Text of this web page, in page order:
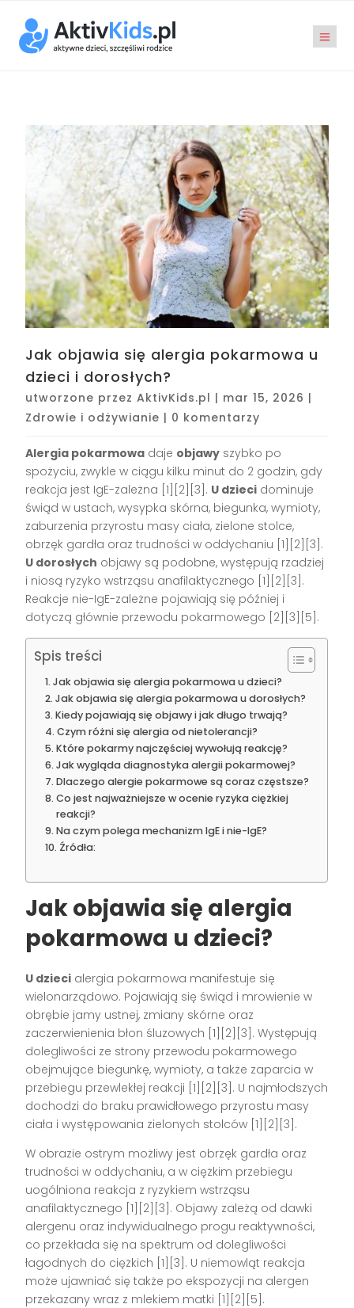
Jak objawia się alergia pokarmowa u
dzieci i dorosłych?
utworzone przezAktivKids.pl | mar 15, 2026 |
Zdrowie i odżywianie | 0 komentarzy
Alergia pokarmowa daje objawy szybko po
spożyciu, zwykle w ciągu kilku minut do 2 godzin, gdy
reakcja jest IgE-zależna [1][2][3]. U dzieci dominuje
świąd w ustach, wysypka skórna, biegunka, wymioty,
zaburzenia przyrostu masy ciała, zielone stolce,
obrzęk gardła oraz trudności w oddychaniu [1][2][3].
U dorosłych objawy są podobne, występują rzadziej
i niosą ryzyko wstrząsu anafilaktycznego [1][2][3].
Reakcje nie-IgE-zależne pojawiają się później i
dotyczą głównie przewodu pokarmowego [2][3][5].
Spis treści
Jak objawia się alergia pokarmowa u dzieci?
Jak objawia się alergia pokarmowa u dorosłych?
Kiedy pojawiają się objawy i jak długo trwają?
Czym różni się alergia od nietolerancji?
Które pokarmy najczęściej wywołują reakcję?
Jak wygląda diagnostyka alergii pokarmowej?
Dlaczego alergie pokarmowe są coraz częstsze?
Co jest najważniejsze w ocenie ryzyka ciężkiej
reakcji?
Na czym polega mechanizm IgE i nie-IgE?
Źródła:
Jak objawia się alergia
pokarmowa u dzieci?
U dzieci alergia pokarmowa manifestuje się
wielonarządowo. Pojawiają się świąd i mrowienie w
obrębie jamy ustnej, zmiany skórne oraz
zaczerwienienia błon śluzowych [1][2][3]. Występują
dolegliwości ze strony przewodu pokarmowego
obejmujące biegunkę, wymioty, a także zaparcia w
przebiegu przewlekłej reakcji [1][2][3]. U najmłodszych
dochodzi do braku prawidłowego przyrostu masy
ciała i występowania zielonych stolców [1][2][3].
W obrazie ostrym możliwy jest obrzęk gardła oraz
trudności w oddychaniu, a w ciężkim przebiegu
uogólniona reakcja z ryzykiem wstrząsu
anafilaktycznego [1][2][3]. Objawy zależą od dawki
alergenu oraz indywidualnego progu reaktywności,
co przekłada się na spektrum od dolegliwości
łagodnych do ciężkich [1][3]. U niemowląt reakcja
może ujawniać się także po ekspozycji na alergen
przekazany wraz z mlekiem matki [1][2][5].